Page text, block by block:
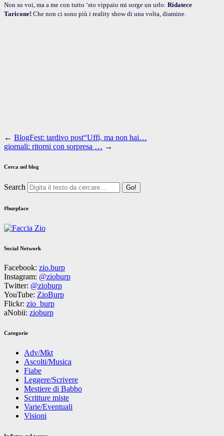
Non so voi, ma a me con tutto ‘sto vippaio mi sorge un urlo: Ridatece
Taricone! Che non ci sono più i reality show di una volta, diamine.
← BlogFest: tardivo post“Uffi, ma non hai…
giornali: ritorni con sorpresa … →
Cerca nel blog
Search
#burpface
Social Network
Facebook: zio.burp
Instagram: @zioburp
Twitter: @zioburp
YouTube: ZioBurp
Flickr: zio_burp
aNobii: zioburp
Categorie
Adv/Mkt
Ascolti/Musica
Fiabe
Leggere/Scrivere
Mestiere di Babbo
Scritture miste
Varie/Eventuali
Visioni